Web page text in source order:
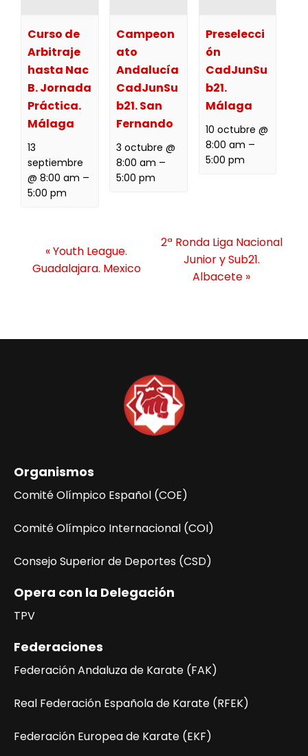
Curso de
Arbitraje
hasta Nac
B. Jornada
Práctica.
Málaga
13
septiembre
@ 8:00 am –
5:00 pm
Campeon
ato
Andalucía
CadJunSu
b21. San
Fernando
3 octubre @
8:00 am –
5:00 pm
Preselecci
ón
CadJunSu
b21.
Málaga
10 octubre @
8:00 am –
5:00 pm
E
v
n
o
«Youth League.
Guadalajara. Mexico
2ª Ronda Liga Nacional
Junior y Sub21.
Albacete »
Organismos
Comité Olímpico Español (COE)
Comité Olímpico Internacional (COI)
Consejo Superior de Deportes (CSD)
Opera con la Delegación
TPV
Federaciones
Federación Andaluza de Karate (FAK)
Real Federación Española de Karate (RFEK)
Federación Europea de Karate (EKF)